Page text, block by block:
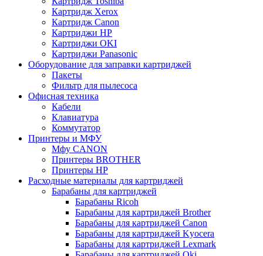
Картридж Xerox
Картридж Сanon
Картриджи HP
Картриджи OKI
Картриджи Panasonic
Оборудование для заправки картриджей
Пакеты
Фильтр для пылесоса
Офисная техника
Кабели
Клавиатура
Коммутатор
Принтеры и МФУ
Мфу CANON
Принтеры BROTHER
Принтеры HP
Расходные материалы для картриджей
Барабаны для картриджей
Барабаны Ricoh
Барабаны для картриджей Brother
Барабаны для картриджей Canon
Барабаны для картриджей Kyocera
Барабаны для картриджей Lexmark